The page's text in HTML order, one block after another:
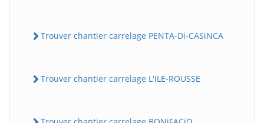
Trouver chantier carrelage PENTA-Di-CASiNCA
Trouver chantier carrelage L'iLE-ROUSSE